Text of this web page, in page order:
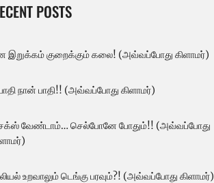
POSTS
இறுக்கம் குறைக்கும் கலை! (அவ்வப்போது கிளாமர்)
நான் பாதி!! (அவ்வப்போது கிளாமர்)
வேண்டாம்… செல்போனே போதும்!! (அவ்வப்போது
உறவாலும் டெங்கு பரவும்?! (அவ்வப்போது கிளாமர்)